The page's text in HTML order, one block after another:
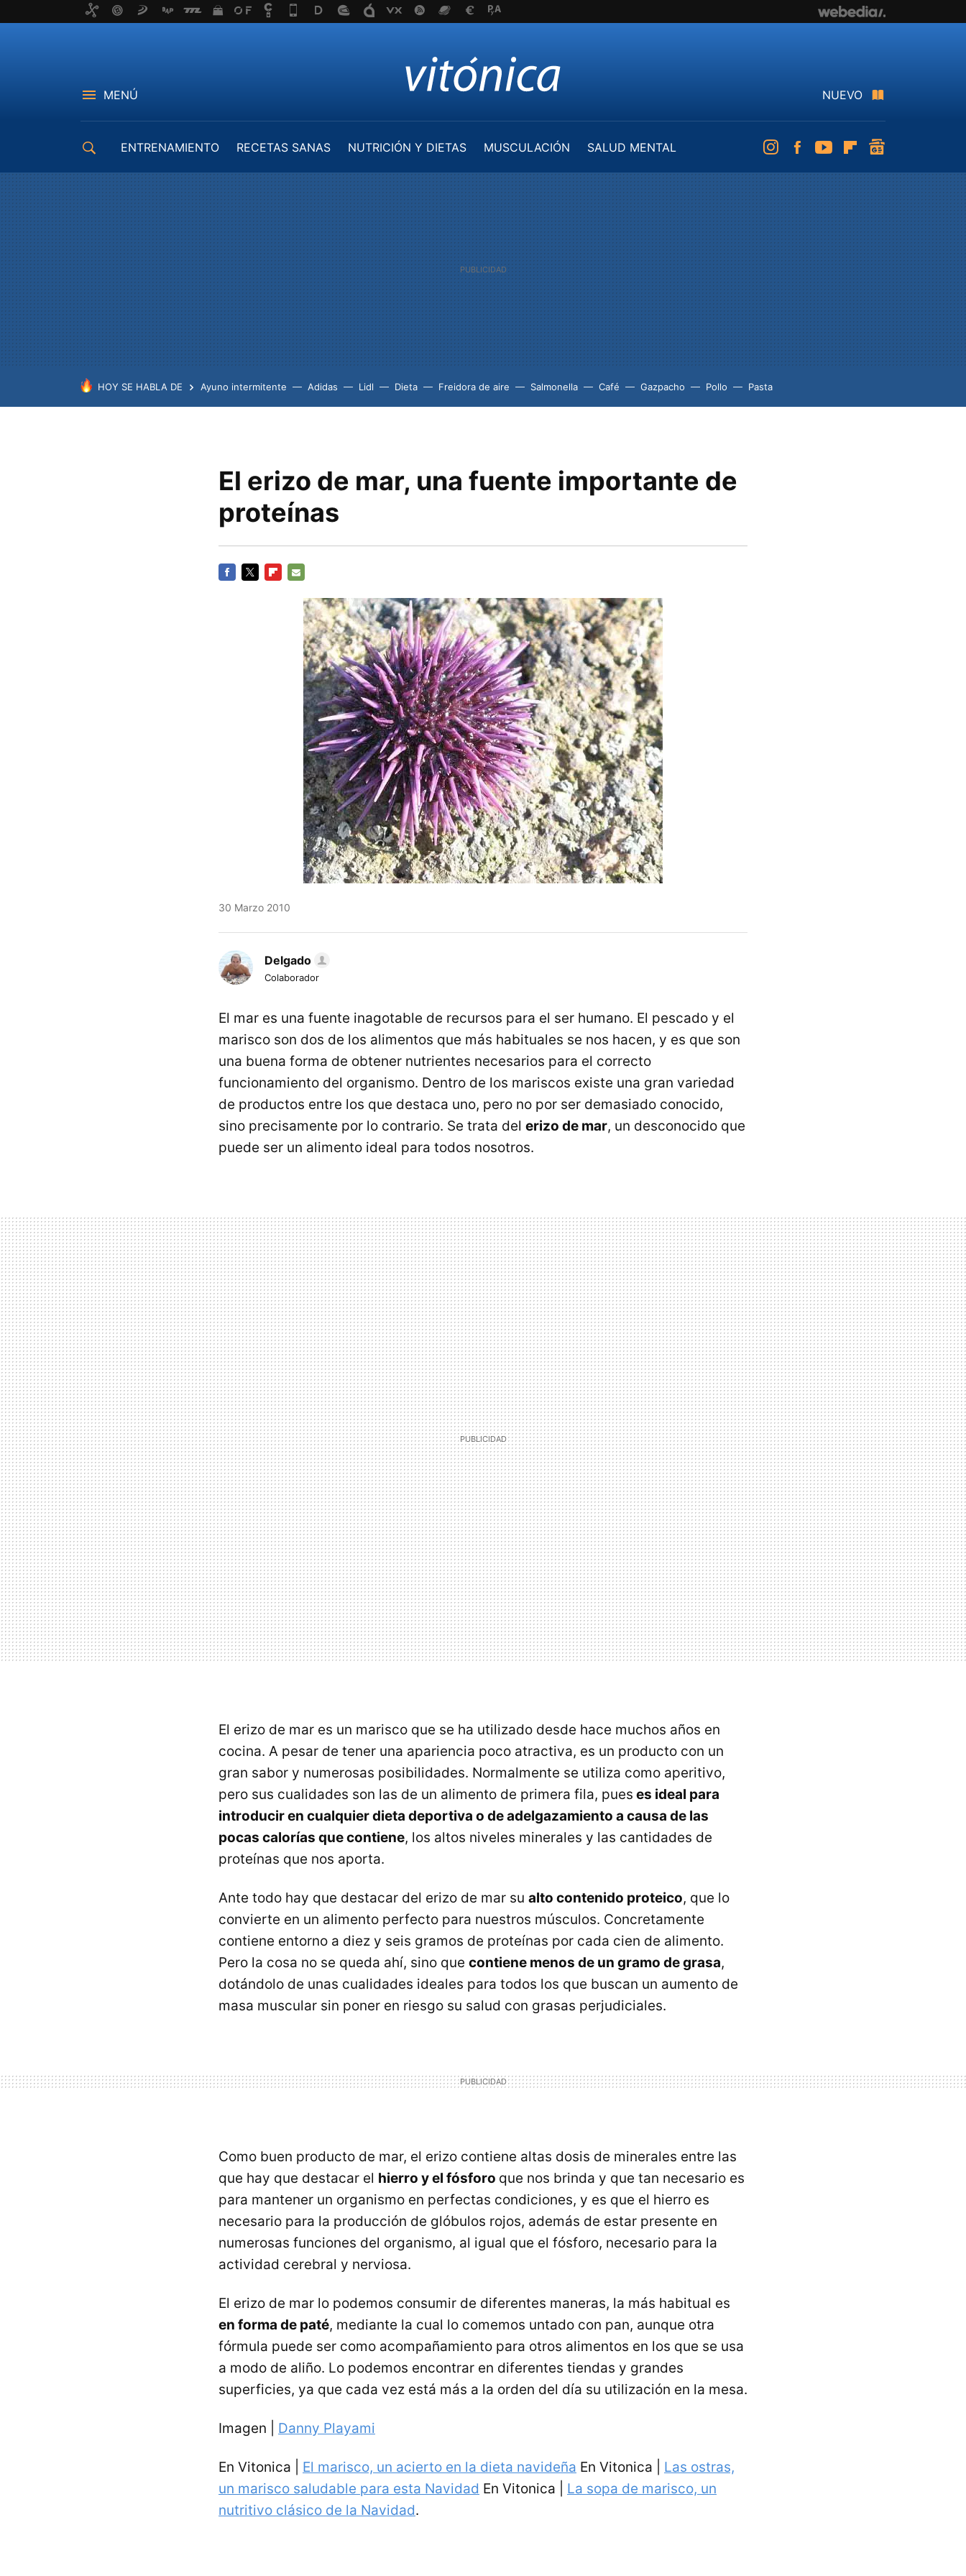
MENÚ NUEVO
ENTRENAMIENTO RECETAS SANAS NUTRICIÓN Y DIETAS MUSCULACIÓN
SALUD MENTAL
InstagramFacebookYoutubeFlipboard
HOY SE HABLA DE Ayuno intermitente Adidas Lidl Dieta Freidora de aire Salmonella Café Gazpacho Pollo Pasta
El erizo de mar, una fuente importante de
proteínas
MAIL
30 Marzo 2010
Delgado
Colaborador
El mar es una fuente inagotable de recursos para el ser humano. El pescado y el
marisco son dos de los alimentos que más habituales se nos hacen, y es que son
una buena forma de obtener nutrientes necesarios para el correcto
funcionamiento del organismo. Dentro de los mariscos existe una gran variedad
de productos entre los que destaca uno, pero no por ser demasiado conocido,
sino precisamente por lo contrario. Se trata del erizo de mar, un desconocido que
puede ser un alimento ideal para todos nosotros.
El erizo de mar es un marisco que se ha utilizado desde hace muchos años en
cocina. A pesar de tener una apariencia poco atractiva, es un producto con un
gran sabor y numerosas posibilidades. Normalmente se utiliza como aperitivo,
pero sus cualidades son las de un alimento de primera fila, pues es ideal para
introducir en cualquier dieta deportiva o de adelgazamiento a causa de las
pocas calorías que contiene, los altos niveles minerales y las cantidades de
proteínas que nos aporta.
Ante todo hay que destacar del erizo de mar su alto contenido proteico, que lo
convierte en un alimento perfecto para nuestros músculos. Concretamente
contiene entorno a diez y seis gramos de proteínas por cada cien de alimento.
Pero la cosa no se queda ahí, sino que contiene menos de un gramo de grasa,
dotándolo de unas cualidades ideales para todos los que buscan un aumento de
masa muscular sin poner en riesgo su salud con grasas perjudiciales.
Como buen producto de mar, el erizo contiene altas dosis de minerales entre las
que hay que destacar el hierro y el fósforo que nos brinda y que tan necesario es
para mantener un organismo en perfectas condiciones, y es que el hierro es
necesario para la producción de glóbulos rojos, además de estar presente en
numerosas funciones del organismo, al igual que el fósforo, necesario para la
actividad cerebral y nerviosa.
El erizo de mar lo podemos consumir de diferentes maneras, la más habitual es
en forma de paté, mediante la cual lo comemos untado con pan, aunque otra
fórmula puede ser como acompañamiento para otros alimentos en los que se usa
a modo de aliño. Lo podemos encontrar en diferentes tiendas y grandes
superficies, ya que cada vez está más a la orden del día su utilización en la mesa.
Imagen | Danny Playami
En Vitonica | El marisco, un acierto en la dieta navideña En Vitonica | Las ostras,
un marisco saludable para esta Navidad En Vitonica | La sopa de marisco, un
nutritivo clásico de la Navidad.